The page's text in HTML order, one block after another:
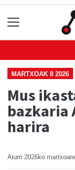
MARTXOAK 8 2026
Mus
bazkaria
harira
Aiurri 2026ko